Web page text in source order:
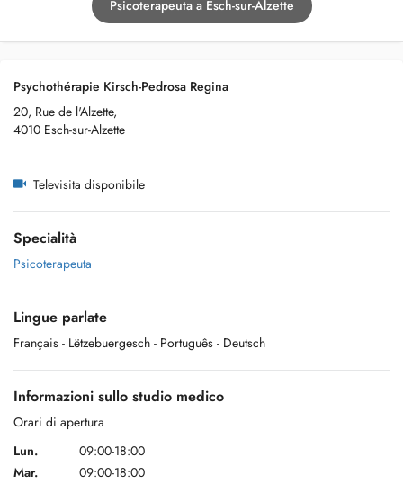
Psicoterapeuta a Esch-sur-Alzette
Psychothérapie Kirsch-Pedrosa Regina
20, Rue de l'Alzette,
4010 Esch-sur-Alzette
Televisita disponibile
Specialità
Psicoterapeuta
Lingue parlate
Français - Lëtzebuergesch - Português - Deutsch
Informazioni sullo studio medico
Orari di apertura
Lun.
09:00-18:00
Mar.
09:00-18:00